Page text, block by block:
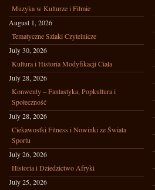
Muzyka w Kulturze i Filmie
August 1, 2026
Tematyczne Szlaki Czytelnicze
July 30, 2026
Kultura i Historia Modyfikacji Ciała
July 28, 2026
Konwenty – Fantastyka, Popkultura i
Społeczność
July 28, 2026
Ciekawostki Fitness i Nowinki ze Świata
Sportu
July 26, 2026
Historia i Dziedzictwo Afryki
July 25, 2026